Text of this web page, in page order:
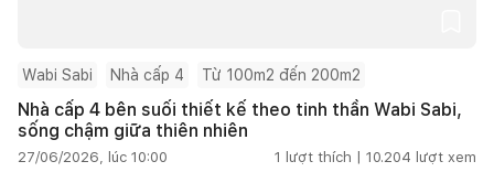
Wabi Sabi Nhà cấp 4 Từ 100m2 đến 200m2
Nhà cấp 4 bên suối thiết kế theo tinh thần Wabi Sabi,
sống chậm giữa thiên nhiên
27/06/2026, lúc 10:00 1 lượt thích | 10.204 lượt xem